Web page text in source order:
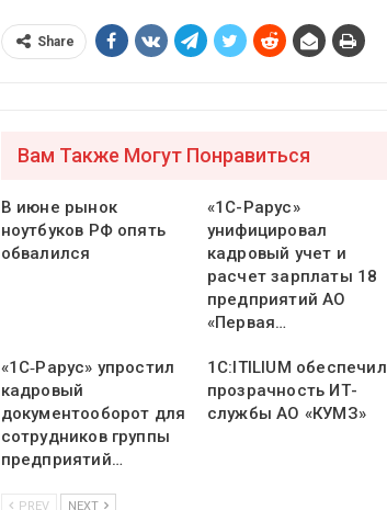
Share
Вам Также Могут Понравиться
В июне рынок
ноутбуков РФ опять
обвалился
«1С-Рарус»
унифицировал
кадровый учет и
расчет зарплаты 18
предприятий АО
«Первая…
«1С‑Рарус» упростил
кадровый
документооборот для
сотрудников группы
предприятий…
1С:ITILIUM обеспечил
прозрачность ИТ-
службы АО «КУМЗ»
PREV NEXT